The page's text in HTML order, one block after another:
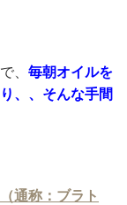
、 毎朝オイルを
、、そんな手間
通称：ブラト